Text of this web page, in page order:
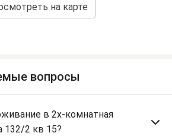
на карте
вопросы
в 2х-комнатная
132/2 кв 15?